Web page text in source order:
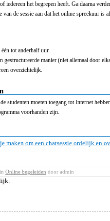
iedereen het begrepen heeft. Ga daarna
van de sessie aan dat het online spreekuur is
tot anderhalf uur.
gestructureerde manier (niet allemaal door
overzichtelijk.
studenten moeten toegang tot Internet
voorhanden zijn.
maken om een chatsessie ordelijk en
Online begeleiden door admin